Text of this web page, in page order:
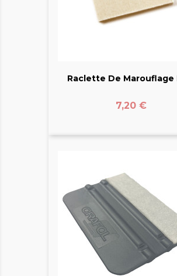
Raclette De Marouflage
Prix
7,20 €